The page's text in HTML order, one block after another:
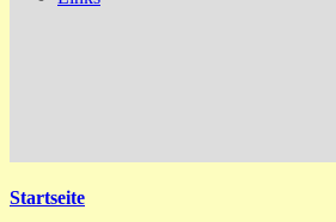
Startseite